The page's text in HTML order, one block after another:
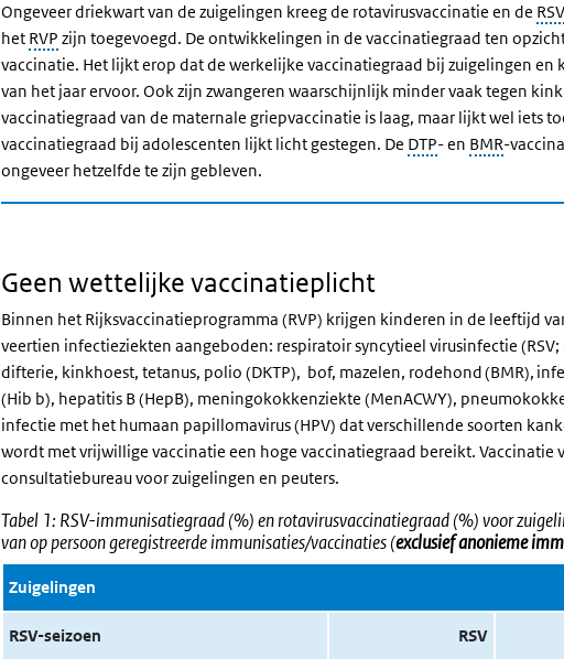
Ongeveer driekwart van de zuigelingen kreeg de rotavirusvaccinatie en de RSV
het RVP zijn toegevoegd. De ontwikkelingen in de vaccinatiegraad ten
vaccinatie. Het lijkt erop dat de werkelijke vaccinatiegraad bij zuigelingen en
van het jaar ervoor. Ook zijn zwangeren waarschijnlijk minder vaak tegen
vaccinatiegraad van de maternale griepvaccinatie is laag, maar lijkt wel iets
vaccinatiegraad bij adolescenten lijkt licht gestegen. De DTP- en BMR-
ongeveer hetzelfde te zijn gebleven.
Geen wettelijke vaccinatieplicht
Binnen het Rijksvaccinatieprogramma (RVP) krijgen kinderen in de leeftijd
veertien infectieziekten aangeboden: respiratoir syncytieel virusinfectie
difterie, kinkhoest, tetanus, polio (DKTP), bof, mazelen, rodehond (BMR),
(Hib b), hepatitis B (HepB), meningokokkenziekte (MenACWY),
infectie met het humaan papillomavirus (HPV) dat verschillende soorten
wordt met vrijwillige vaccinatie een hoge vaccinatiegraad bereikt. Vaccinatie
consultatiebureau voor zuigelingen en peuters.
Tabel 1: RSV-immunisatiegraad (%) en rotavirusvaccinatiegraad (%) voor
van op persoon geregistreerde immunisaties/vaccinaties (exclusief anonieme
Zuigelingen
RSV-seizoen RSV